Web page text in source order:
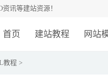
讯等建站资源！
首页 建站教程 网站
教程 >